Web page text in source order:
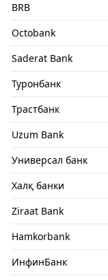
BRB
Octobank
Saderat Bank
Туронбанк
Трастбанк
Uzum Bank
Универсал банк
Халқ банки
Ziraat Bank
Hamkorbank
ИнфинБанк